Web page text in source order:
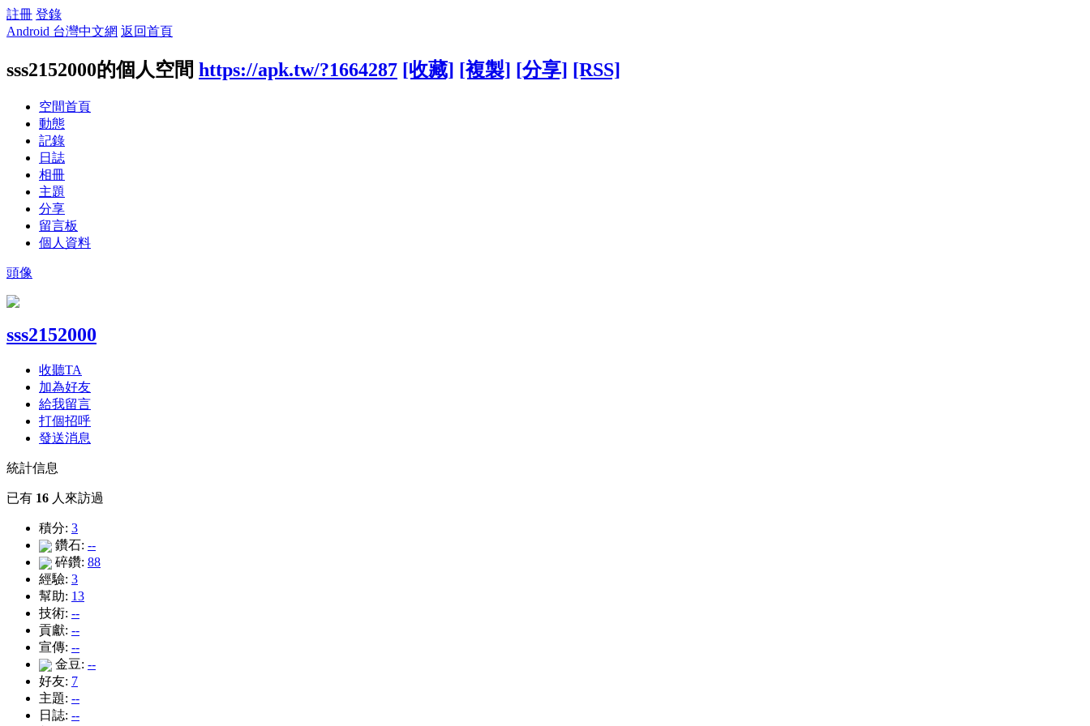
註冊 登錄
Android 台灣中文網 返回首頁
sss2152000的個人空間 https://apk.tw/?1664287 [收藏] [複製] [分享] [RSS]
空間首頁
動態
記錄
日誌
相冊
主題
分享
留言板
個人資料
頭像
sss2152000
收聽TA
加為好友
給我留言
打個招呼
發送消息
統計信息
已有 16 人來訪過
積分: 3
鑽石: --
碎鑽: 88
經驗: 3
幫助: 13
技術: --
貢獻: --
宣傳: --
金豆: --
好友: 7
主題: --
日誌: --